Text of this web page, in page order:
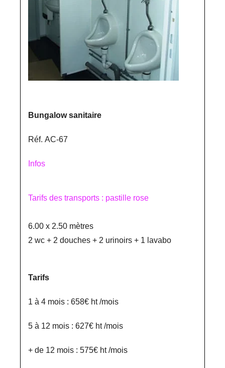
Bungalow sanitaire
Réf. AC-67
Infos
Tarifs des transports : pastille rose
6.00 x 2.50 mètres
2 wc + 2 douches + 2 urinoirs + 1 lavabo
Tarifs
1 à 4 mois : 658€ ht /mois
5 à 12 mois : 627€ ht /mois
+ de 12 mois : 575€ ht /mois